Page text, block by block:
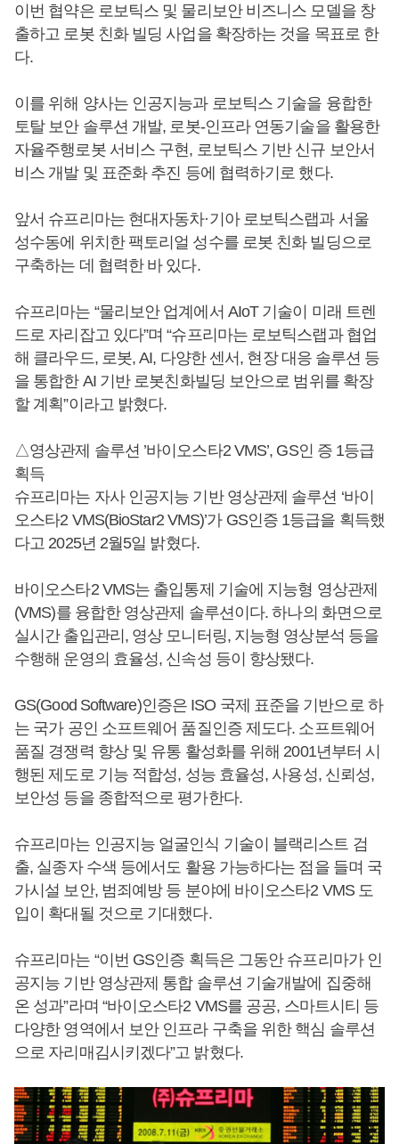
이번 협약은 로보틱스 및 물리보안 비즈니스 모델을 창
출하고 로봇 친화 빌딩 사업을 확장하는 것을 목표로 한
다.
이를 위해 양사는 인공지능과 로보틱스 기술을 융합한
토탈 보안 솔루션 개발, 로봇-인프라 연동기술을 활용한
자율주행로봇 서비스 구현, 로보틱스 기반 신규 보안서
비스 개발 및 표준화 추진 등에 협력하기로 했다.
앞서 슈프리마는 현대자동차·기아 로보틱스랩과 서울
성수동에 위치한 팩토리얼 성수를 로봇 친화 빌딩으로
구축하는 데 협력한 바 있다.
슈프리마는 “물리보안 업계에서 AIoT 기술이 미래 트렌
드로 자리잡고 있다”며 “슈프리마는 로보틱스랩과 협업
해 클라우드, 로봇, AI, 다양한 센서, 현장 대응 솔루션 등
을 통합한 AI 기반 로봇친화빌딩 보안으로 범위를 확장
할 계획”이라고 밝혔다.
△영상관제 솔루션 ’바이오스타2 VMS’, GS인 증 1등급
획득
슈프리마는 자사 인공지능 기반 영상관제 솔루션 ‘바이
오스타2 VMS(BioStar2 VMS)’가 GS인증 1등급을 획득했
다고 2025년 2월5일 밝혔다.
바이오스타2 VMS는 출입통제 기술에 지능형 영상관제
(VMS)를 융합한 영상관제 솔루션이다. 하나의 화면으로
실시간 출입관리, 영상 모니터링, 지능형 영상분석 등을
수행해 운영의 효율성, 신속성 등이 향상됐다.
GS(Good Software)인증은 ISO 국제 표준을 기반으로 하
는 국가 공인 소프트웨어 품질인증 제도다. 소프트웨어
품질 경쟁력 향상 및 유통 활성화를 위해 2001년부터 시
행된 제도로 기능 적합성, 성능 효율성, 사용성, 신뢰성,
보안성 등을 종합적으로 평가한다.
슈프리마는 인공지능 얼굴인식 기술이 블랙리스트 검
출, 실종자 수색 등에서도 활용 가능하다는 점을 들며 국
가시설 보안, 범죄예방 등 분야에 바이오스타2 VMS 도
입이 확대될 것으로 기대했다.
슈프리마는 “이번 GS인증 획득은 그동안 슈프리마가 인
공지능 기반 영상관제 통합 솔루션 기술개발에 집중해
온 성과”라며 “바이오스타2 VMS를 공공, 스마트시티 등
다양한 영역에서 보안 인프라 구축을 위한 핵심 솔루션
으로 자리매김시키겠다”고 밝혔다.